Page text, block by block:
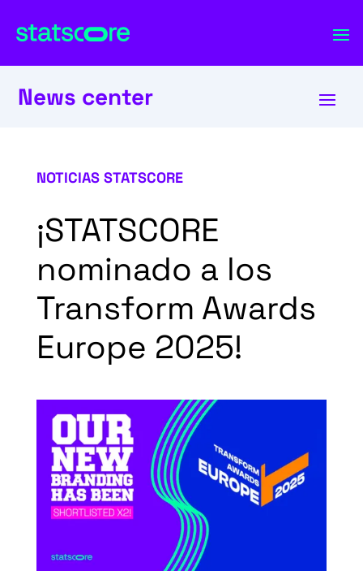
News center
NOTICIAS STATSCORE
¡STATSCORE
nominado a los
Transform Awards
Europe 2025!